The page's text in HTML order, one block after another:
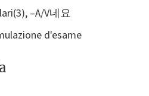
–A/V네요
d'esame